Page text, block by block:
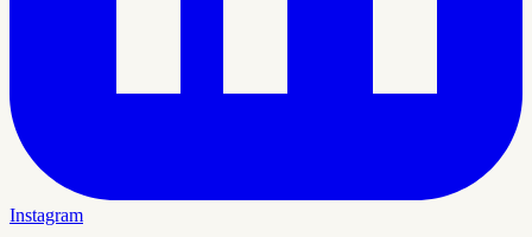
Instagram